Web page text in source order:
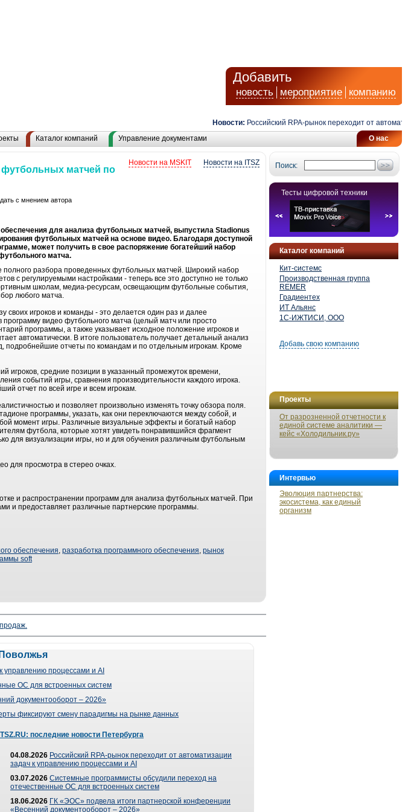
Добавить
новость мероприятие компанию
Новости: Российский RPA-рынок переходит от
О нас
Каталог компаний Управление документами
Поиск:
Тесты цифровой техники
Каталог компаний
Кит-системс
Производственная группа
REMER
Градиентех
ИТ Альянс
1С-ИЖТИСИ, ООО
Добавь свою компанию
Проекты
От разрозненной отчетности к
единой системе аналитики —
кейс «Холодильник.ру»
Интервью
Эволюция партнерства:
экосистема, как единый
организм
Новости на ITSZ
Новости на MSKIT
футбольных матчей по
с мнением автора
для анализа футбольных матчей, выпустила Stadionus
футбольных матчей на основе видео. Благодаря доступной
может получить в свое распоряжение богатейший набор
матча.
разбора проведенных футбольных матчей. Широкий набор
с регулируемыми настройками - теперь все это доступно не только
школам, медиа-ресурсам, освещающим футбольные события,
любого матча.
своих игроков и команды - это делается один раз и далее
программу видео футбольного матча (целый матч или просто
программы, а также указывает исходное положение игроков и
автоматически. В итоге пользователь получает детальный анализ
подробнейшие отчеты по командам и по отдельным игрокам. Кроме
игроков, средние позиции в указанный промежуток времени,
событий игры, сравнения производительности каждого игрока.
отчет по всей игре и всем игрокам.
и позволяет произвольно изменять точку обзора поля.
программы, указать, как они переключаются между собой, и
момент игры. Различные визуальные эффекты и богатый набор
футбола, которые хотят увидеть понравившийся фрагмент
для визуализации игры, но и для обучения различным футбольным
для просмотра в стерео очках.
и распространении программ для анализа футбольных матчей. При
и предоставляет различные партнерские программы.
обеспечения, разработка программного обеспечения, рынок
soft
управлению процессами и AI
ОС для встроенных систем
документооборот – 2026»
фиксируют смену парадигмы на рынке данных
ITSZ.RU: последние новости Петербурга
04.08.2026 Российский RPA-рынок переходит от автоматизации
задач к управлению процессами и AI
03.07.2026 Системные программисты обсудили переход на
отечественные ОС для встроенных систем
18.06.2026 ГК «ЭОС» подвела итоги партнерской конференции
«Весенний документооборот – 2026»